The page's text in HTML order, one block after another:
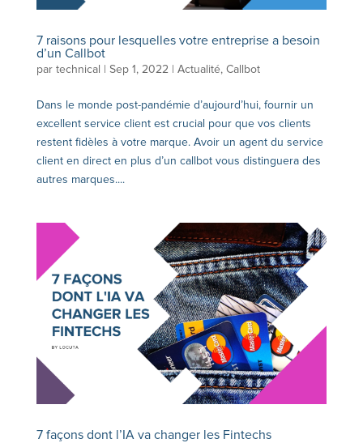
7 raisons pour lesquelles votre entreprise a besoin
d’un Callbot
par technical | Sep 1, 2022| Actualité, Callbot
Dans le monde post-pandémie d’aujourd’hui, fournir un
excellent service client est crucial pour que vos clients
restent fidèles à votre marque. Avoir un agent du service
client en direct en plus d’un callbot vous distinguera des
autres marques....
7 façons dont l’IA va changer les Fintechs